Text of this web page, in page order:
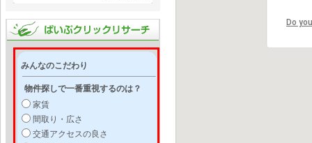
みんなのこだわり
物件探しで一番重視するのは？
家賃
間取り・広さ
交通アクセスの良さ
Do